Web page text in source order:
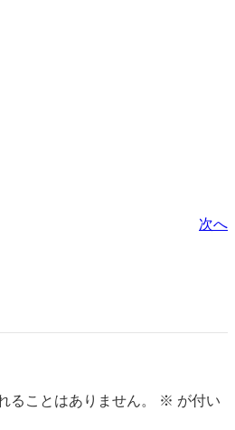
次へ
ることはありません。 ※ が付い